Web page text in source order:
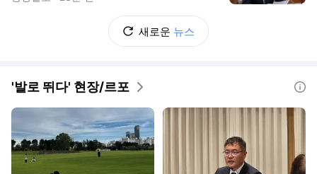
새로운 뉴스
'발로 뛰다' 현장/르포